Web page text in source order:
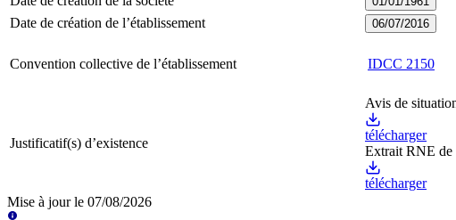
Date de création de l’établissement 06/07/2016
Convention collective de l’établissement IDCC 2150
Justificatif(s) d’existence
Avis de
télécharger
Extrait RNE de
télécharger
Mise à jour le 07/08/2026